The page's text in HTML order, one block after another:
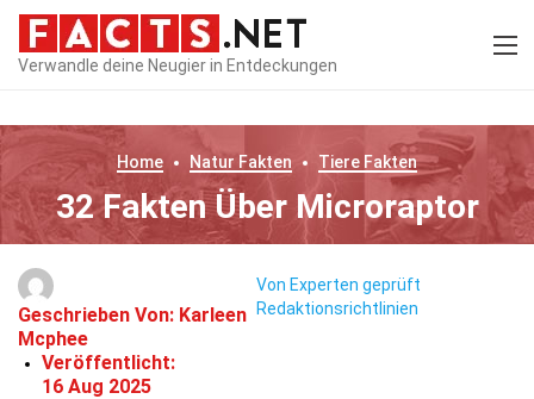
Verwandle deine Neugier in Entdeckungen
Home Natur Fakten Tiere Fakten
32 Fakten Über Microraptor
Geschrieben Von: Karleen
Mcphee
Veröffentlicht:
16 Aug 2025
Von Experten geprüft
Redaktionsrichtlinien